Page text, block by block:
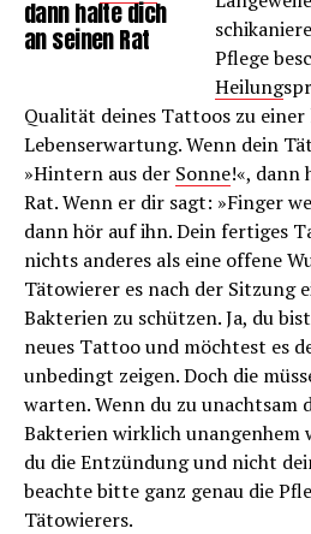
dann halte dich
an seinen Rat
Pflege
Heilung
Qualität deines Tattoos zu einer
Lebenserwartung. Wenn dein
»Hintern aus der Sonne!«, dann
Rat. Wenn er dir sagt: »Finger
dann hör auf ihn. Dein fertiges
nichts anderes als eine offene
Tätowierer es nach der Sitzung
Bakterien zu schützen. Ja, du
neues Tattoo und möchtest es
unbedingt zeigen. Doch die
warten. Wenn du zu unachtsam
Bakterien wirklich unangenhem
du die Entzündung und nicht
beachte bitte ganz genau die
Tätowierers.